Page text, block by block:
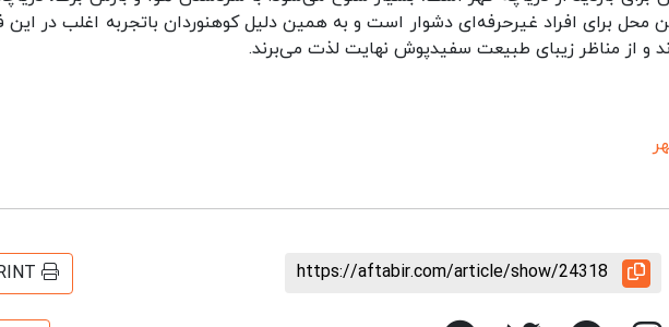
محل برای افراد غیرحرفه‌ای دشوار است و به همین دلیل کوهنوردان باتجربه اغلب در
و از مناظر زیبای طبیعت سفیدپوش نهایت لذت می‌برند.
https://aftabir.com/article/show/24318